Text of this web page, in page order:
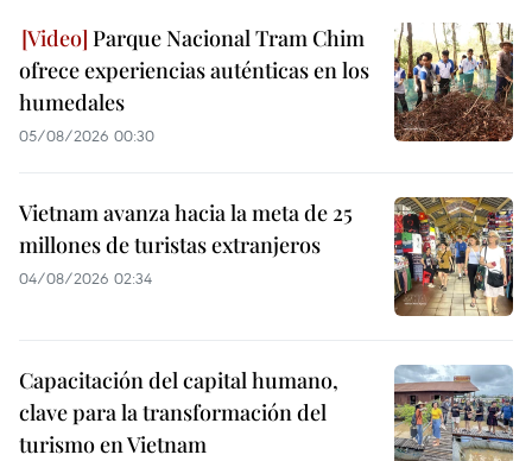
Parque Nacional Tram Chim
ofrece experiencias auténticas en los
humedales
05/08/2026 00:30
Vietnam avanza hacia la meta de 25
millones de turistas extranjeros
04/08/2026 02:34
Capacitación del capital humano,
clave para la transformación del
turismo en Vietnam